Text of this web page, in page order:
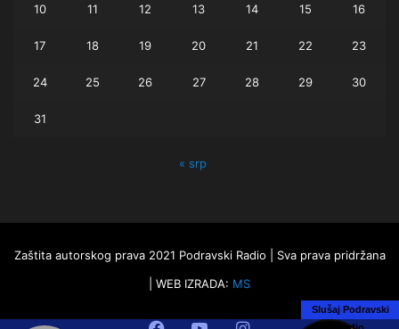
10 11 12 13 14 15 16
17 18 19 20 21 22 23
24 25 26 27 28 29 30
31
« srp
Zaštita autorskog prava 2021 Podravski Radio | Sva prava pridržana
| WEB IZRADA: MS
Slušaj Podravski